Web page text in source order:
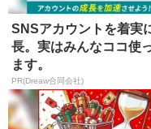
SNSアカウントを着実
長。実はみんなココ使
ます。
PR(Dreaw合同会社)